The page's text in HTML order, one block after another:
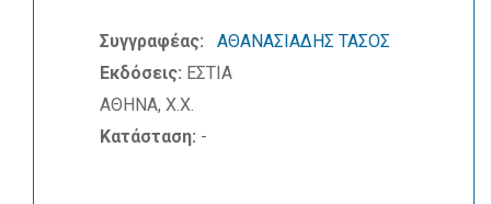
Συγγραφέας:
ΑΘΑΝΑΣΙΑΔΗΣ ΤΑΣΟΣ
Εκδόσεις: ΕΣΤΙΑ
ΑΘΗΝΑ, Χ.Χ.
Κατάσταση: -